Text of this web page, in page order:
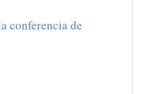
conferencia de